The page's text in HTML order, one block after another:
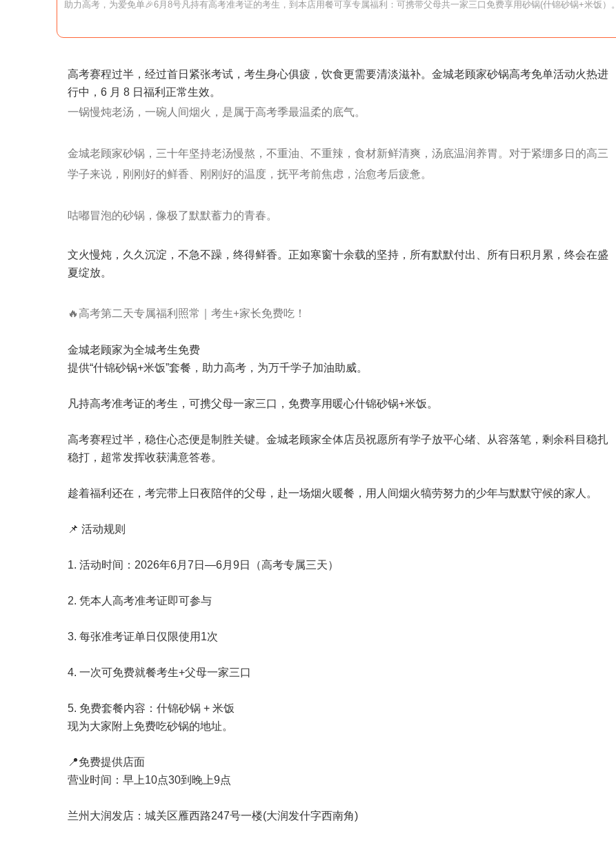
助力高考，为爱免单🎉6月8号凡持有高考准考证的考生，到本店用餐可享专属福利：可携带父母共一家三口免费享用砂锅(什锦砂锅+米饭）。
高考赛程过半，经过首日紧张考试，考生身心俱疲，饮食更需要清淡滋补。金城老顾家砂锅高考免单活动火热进
行中，6 月 8 日福利正常生效。
一锅慢炖老汤，一碗人间烟火，是属于高考季最温柔的底气。
金城老顾家砂锅，三十年坚持老汤慢熬，不重油、不重辣，食材新鲜清爽，汤底温润养胃。对于紧绷多日的高三
学子来说，刚刚好的鲜香、刚刚好的温度，抚平考前焦虑，治愈考后疲惫。
咕嘟冒泡的砂锅，像极了默默蓄力的青春。
文火慢炖，久久沉淀，不急不躁，终得鲜香。正如寒窗十余载的坚持，所有默默付出、所有日积月累，终会在盛
夏绽放。
🔥高考第二天专属福利照常｜考生+家长免费吃！
金城老顾家为全城考生免费
提供“什锦砂锅+米饭”套餐，助力高考，为万千学子加油助威。
凡持高考准考证的考生，可携父母一家三口，免费享用暖心什锦砂锅+米饭。
高考赛程过半，稳住心态便是制胜关键。金城老顾家全体店员祝愿所有学子放平心绪、从容落笔，剩余科目稳扎
稳打，超常发挥收获满意答卷。
趁着福利还在，考完带上日夜陪伴的父母，赴一场烟火暖餐，用人间烟火犒劳努力的少年与默默守候的家人。
📌 活动规则
1. 活动时间：2026年6月7日—6月9日（高考专属三天）
2. 凭本人高考准考证即可参与
3. 每张准考证单日仅限使用1次
4. 一次可免费就餐考生+父母一家三口
5. 免费套餐内容：什锦砂锅 + 米饭
现为大家附上免费吃砂锅的地址。
📍免费提供店面
营业时间：早上10点30到晚上9点
兰州大润发店：城关区雁西路247号一楼(大润发什字西南角)